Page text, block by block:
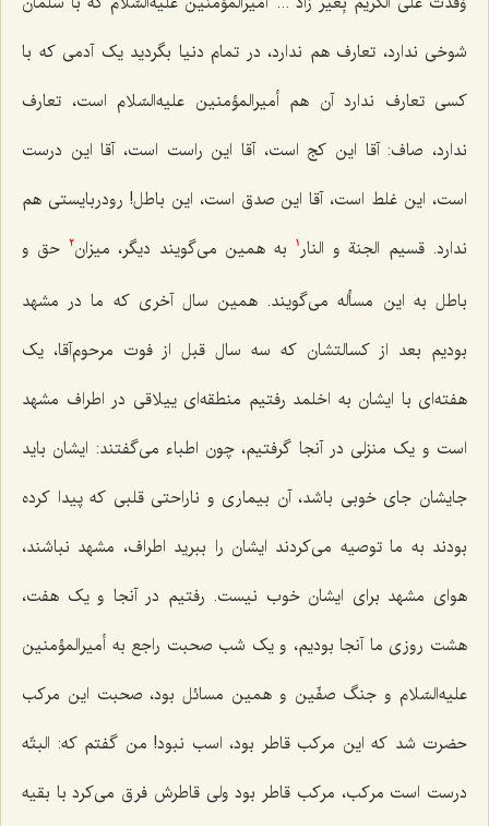
شوخی ندارد، تعارف هم ندارد، در تمام دنیا بگردید یک آدمی که با
کسی تعارف ندارد آن هم أمیرالمؤمنین علیه‌السّلام است، تعارف
ندارد، صاف: آقا این کج است، آقا این راست است، آقا این درست
است، این غلط است، آقا این صدق است، این باطل! رودربایستی هم
ندارد. قسیم الجنة و النار 1 به همین می‌گویند دیگر، میزان‌2
حق و
باطل به این مسأله می‌گویند. همین سال آخری که ما در مشهد
بودیم بعد از کسالتشان که سه سال قبل از فوت مرحوم‌آقا، یک
هفته‌ای با ایشان به اخلمد رفتیم منطقه‌ای ییلاقی در اطراف مشهد
است و یک منزلی در آنجا گرفتیم، چون اطباء می‌گفتند: ایشان باید
جایشان جای خوبی باشد، آن بیماری و ناراحتی قلبی که پیدا کرده
بودند به ما توصیه می‌کردند ایشان را ببرید اطراف، مشهد نباشند،
هوای مشهد برای ایشان خوب نیست. رفتیم در آنجا و یک هفت،
هشت روزی ما آنجا بودیم، و یک شب صحبت راجع به أمیرالمؤمنین
علیه‌السّلام و جنگ صفّین و همین مسائل بود، صحبت این مرکب
حضرت شد که این مرکب قاطر بود، اسب نبود! من گفتم که: البتّه
درست است مرکب، مرکب قاطر بود ولی قاطرش فرق می‌کرد با بقیه